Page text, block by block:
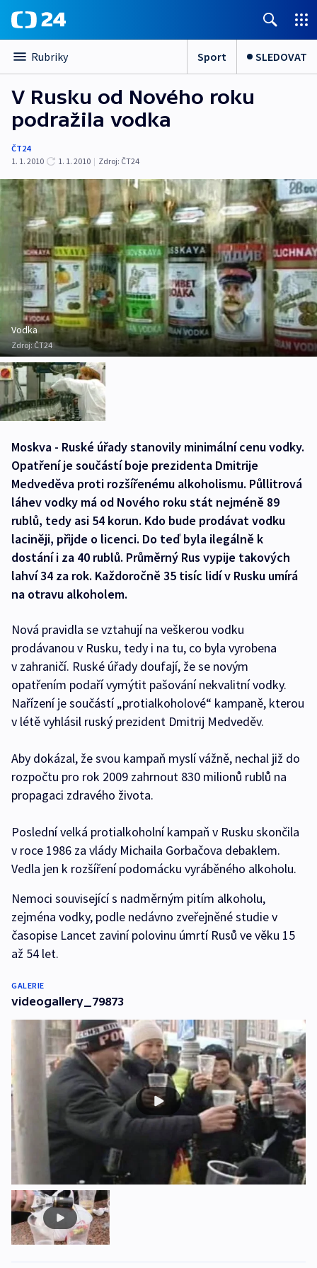
Rubriky Sport SLEDOVAT
V Rusku od Nového roku
podražila vodka
ČT24
1. 1. 2010
1. 1. 2010 | Zdroj: ČT24
Vodka
Zdroj:ČT24
Moskva - Ruské úřady stanovily minimální cenu vodky.
Opatření je součástí boje prezidenta Dmitrije
Medveděva proti rozšířenému alkoholismu. Půllitrová
láhev vodky má od Nového roku stát nejméně 89
rublů, tedy asi 54 korun. Kdo bude prodávat vodku
laciněji, přijde o licenci. Do teď byla ilegálně k
dostání i za 40 rublů. Průměrný Rus vypije takových
lahví 34 za rok. Každoročně 35 tisíc lidí v Rusku umírá
na otravu alkoholem.
Nová pravidla se vztahují na veškerou vodku
prodávanou v Rusku, tedy i na tu, co byla vyrobena
v zahraničí. Ruské úřady doufají, že se novým
opatřením podaří vymýtit pašování nekvalitní vodky.
Nařízení je součástí „protialkoholové“ kampaně, kterou
v létě vyhlásil ruský prezident Dmitrij Medveděv.
Aby dokázal, že svou kampaň myslí vážně, nechal již do
rozpočtu pro rok 2009 zahrnout 830 milionů rublů na
propagaci zdravého života.
Poslední velká protialkoholní kampaň v Rusku skončila
v roce 1986 za vlády Michaila Gorbačova debaklem.
Vedla jen k rozšíření podomácku vyráběného alkoholu.
Nemoci související s nadměrným pitím alkoholu,
zejména vodky, podle nedávno zveřejněné studie v
časopise Lancet zaviní polovinu úmrtí Rusů ve věku 15
až 54 let.
GALERIE
videogallery_79873